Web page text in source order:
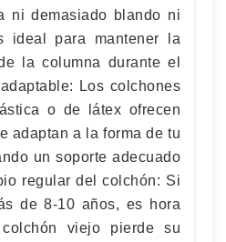
ni demasiado blando ni
ideal para mantener la
la columna durante el
Los colchones
o de látex ofrecen
adaptan a la forma de tu
un soporte adecuado
regular del colchón: Si
de 8-10 años, es hora
viejo pierde su